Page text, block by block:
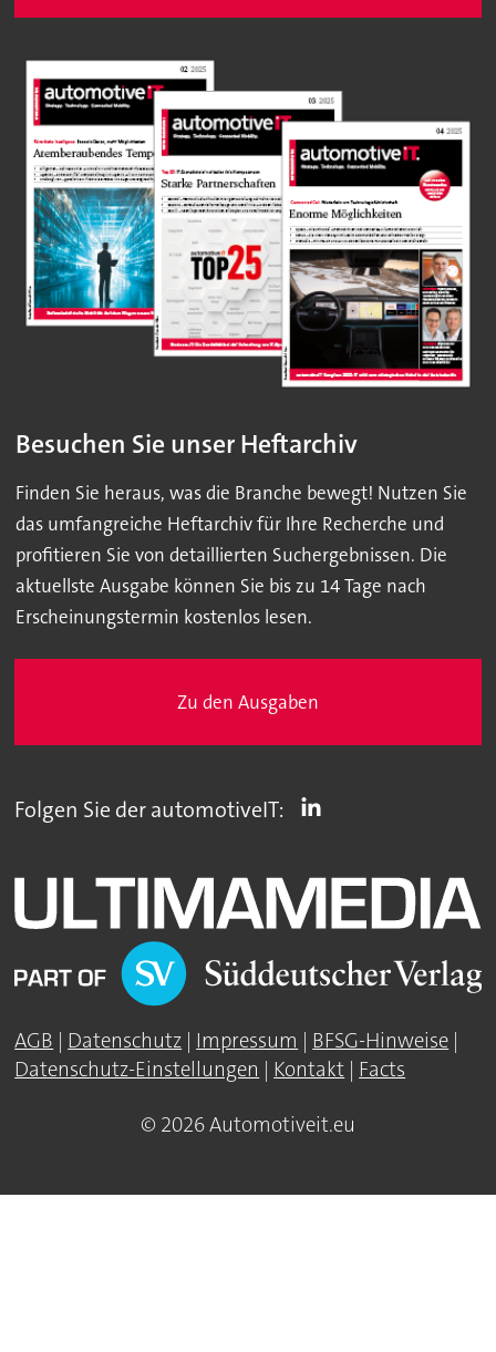
Besuchen Sie unser Heftarchiv
Finden Sie heraus, was die Branche bewegt! Nutzen Sie
das umfangreiche Heftarchiv für Ihre Recherche und
profitieren Sie von detaillierten Suchergebnissen. Die
aktuellste Ausgabe können Sie bis zu 14 Tage nach
Erscheinungstermin kostenlos lesen.
Zu den Ausgaben
Folgen Sie der automotiveIT:
AGB | Datenschutz | Impressum | BFSG-Hinweise |
Datenschutz-Einstellungen | Kontakt | Facts
© 2026 Automotiveit.eu